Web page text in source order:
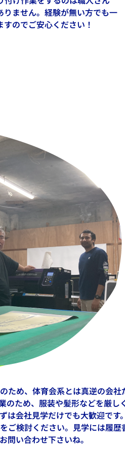
りません。経験が無い方でも一
のでご安心ください！
ため、体育会系とは真逆の会社
のため、服装や髪形などを厳し
は会社見学だけでも大歓迎です
ご検討ください。見学には履歴
問い合わせ下さいね。